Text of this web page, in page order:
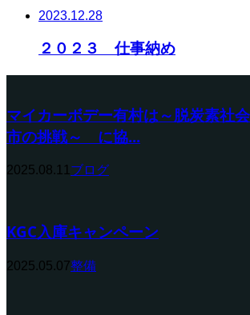
2023.12.28
２０２３ 仕事納め
マイカーボデー有村は～脱炭素社
市の挑戦～ に協...
2025.08.11 ブログ
KGC入庫キャンペーン
2025.05.07整備